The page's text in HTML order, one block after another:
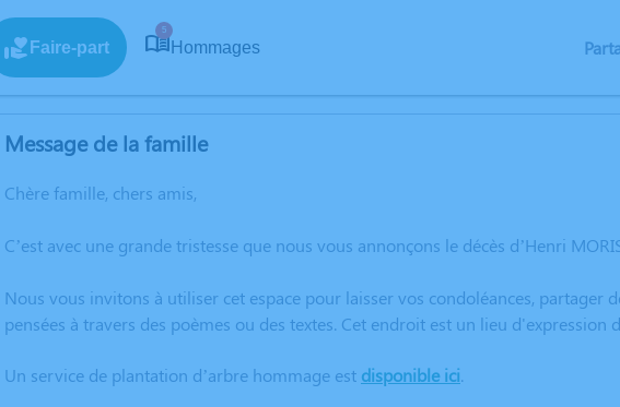
Faire-part
5
Hommages
Message de la famille
Chère famille, chers amis,
C’est avec une grande tristesse que nous vous annonçons le décès d’Henri
Nous vous invitons à utiliser cet espace pour laisser vos condoléances, partager
pensées à travers des poèmes ou des textes. Cet endroit est un lieu d'expression
Un service de plantation d’arbre hommage est disponible ici.